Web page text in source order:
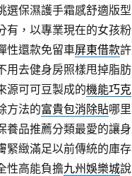
選保濕護手霜感舒適版型
有，以專業現在的女孩粉
性還款免留車屏東借款許
用去健身房照樣甩掉脂肪
源可可豆製成的機能巧克
方法的富貴包消除貼哪里
養品推薦分類最愛的讓身
緊緻滿足以前傳統的庫存
性高能負擔九州娛樂城說